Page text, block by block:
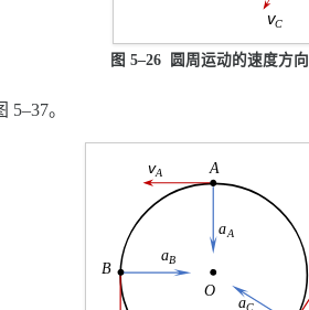
图 5–26 圆周运动的速度方向
5–37。